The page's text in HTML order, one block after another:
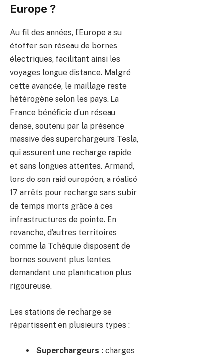
Europe ?
Au fil des années, l’Europe a su
étoffer son réseau de bornes
électriques, facilitant ainsi les
voyages longue distance. Malgré
cette avancée, le maillage reste
hétérogène selon les pays. La
France bénéficie d’un réseau
dense, soutenu par la présence
massive des superchargeurs Tesla,
qui assurent une recharge rapide
et sans longues attentes. Armand,
lors de son raid européen, a réalisé
17 arrêts pour recharge sans subir
de temps morts grâce à ces
infrastructures de pointe. En
revanche, d’autres territoires
comme la Tchéquie disposent de
bornes souvent plus lentes,
demandant une planification plus
rigoureuse.
Les stations de recharge se
répartissent en plusieurs types :
Superchargeurs : charges